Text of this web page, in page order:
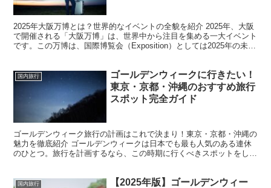
2025年大阪万博とは？世界的なイベントの全貌を紹介 2025年、大阪
で開催される「大阪万博」は、世界中から注目を集める一大イベント
です。この万博は、国際博覧会（Exposition）としては2025年の未来
国内旅行
ゴールデンウィークに行きたい！
東京・京都・沖縄のおすすめ旅行
スポット完全ガイド
ゴールデンウィーク旅行の計画はこれで決まり！東京・京都・沖縄の
魅力を徹底紹介 ゴールデンウィークは日本でも最も人気のある連休
のひとつ。旅行を計画するなら、この時期に行くべきスポットをしっ
国内旅行
【2025年版】ゴールデンウィー